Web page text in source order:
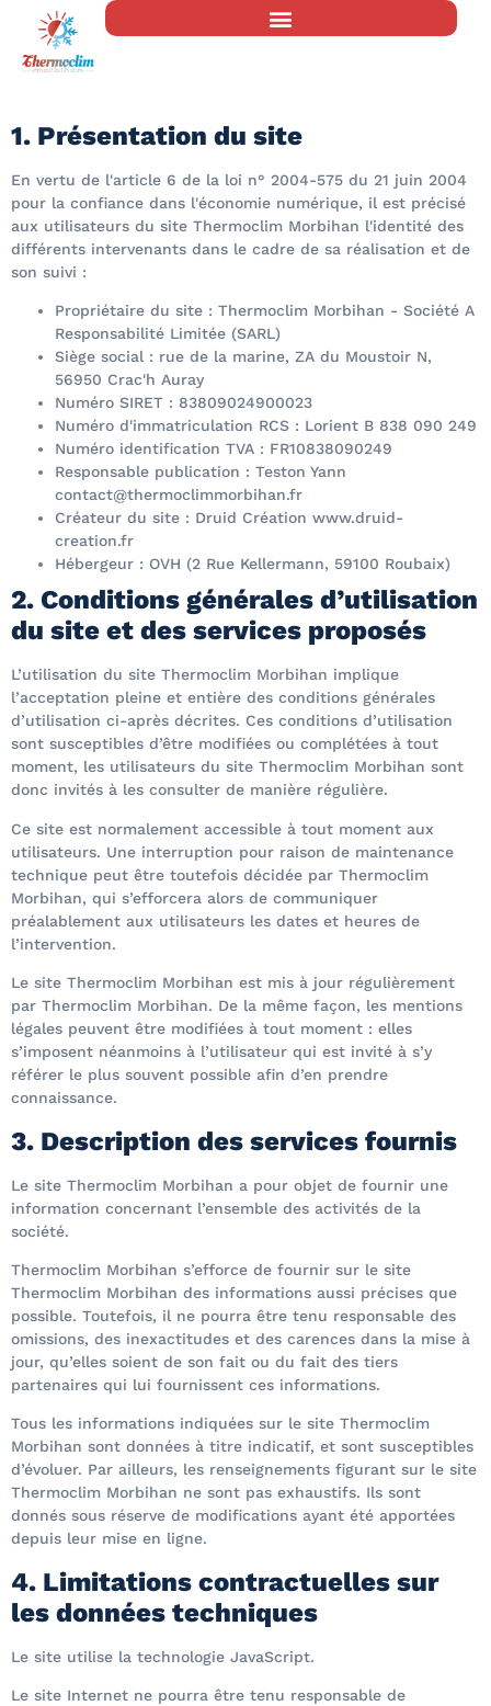
mentions legales
1. Présentation du site
En vertu de l'article 6 de la loi n° 2004-575 du 21 juin 2004
pour la confiance dans l'économie numérique, il est précisé
aux utilisateurs du site Thermoclim Morbihan l'identité des
différents intervenants dans le cadre de sa réalisation et de
son suivi :
Propriétaire du site : Thermoclim Morbihan - Société A
Responsabilité Limitée (SARL)
Siège social : rue de la marine, ZA du Moustoir N,
56950 Crac'h Auray
Numéro SIRET : 83809024900023
Numéro d'immatriculation RCS : Lorient B 838 090 249
Numéro identification TVA : FR10838090249
Responsable publication : Teston Yann
contact@thermoclimmorbihan.fr
Créateur du site : Druid Création www.druid-
creation.fr
Hébergeur : OVH (2 Rue Kellermann, 59100 Roubaix)
2. Conditions générales d’utilisation
du site et des services proposés
L’utilisation du site Thermoclim Morbihan implique
l’acceptation pleine et entière des conditions générales
d’utilisation ci-après décrites. Ces conditions d’utilisation
sont susceptibles d’être modifiées ou complétées à tout
moment, les utilisateurs du site Thermoclim Morbihan sont
donc invités à les consulter de manière régulière.
Ce site est normalement accessible à tout moment aux
utilisateurs. Une interruption pour raison de maintenance
technique peut être toutefois décidée par Thermoclim
Morbihan, qui s’efforcera alors de communiquer
préalablement aux utilisateurs les dates et heures de
l’intervention.
Le site Thermoclim Morbihan est mis à jour régulièrement
par Thermoclim Morbihan. De la même façon, les mentions
légales peuvent être modifiées à tout moment : elles
s’imposent néanmoins à l’utilisateur qui est invité à s’y
référer le plus souvent possible afin d’en prendre
connaissance.
3. Description des services fournis
Le site Thermoclim Morbihan a pour objet de fournir une
information concernant l’ensemble des activités de la
société.
Thermoclim Morbihan s’efforce de fournir sur le site
Thermoclim Morbihan des informations aussi précises que
possible. Toutefois, il ne pourra être tenu responsable des
omissions, des inexactitudes et des carences dans la mise à
jour, qu’elles soient de son fait ou du fait des tiers
partenaires qui lui fournissent ces informations.
Tous les informations indiquées sur le site Thermoclim
Morbihan sont données à titre indicatif, et sont susceptibles
d’évoluer. Par ailleurs, les renseignements figurant sur le site
Thermoclim Morbihan ne sont pas exhaustifs. Ils sont
donnés sous réserve de modifications ayant été apportées
depuis leur mise en ligne.
4. Limitations contractuelles sur
les données techniques
Le site utilise la technologie JavaScript.
Le site Internet ne pourra être tenu responsable de